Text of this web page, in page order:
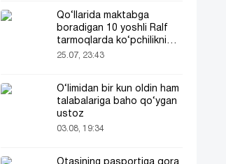
Qo‘llarida maktabga
boradigan 10 yoshli Ralf
tarmoqlarda ko‘pchilikni
ta’sirlantirdi
25.07, 23:43
O‘limidan bir kun oldin ham
talabalariga baho qo‘ygan
ustoz
03.08, 19:34